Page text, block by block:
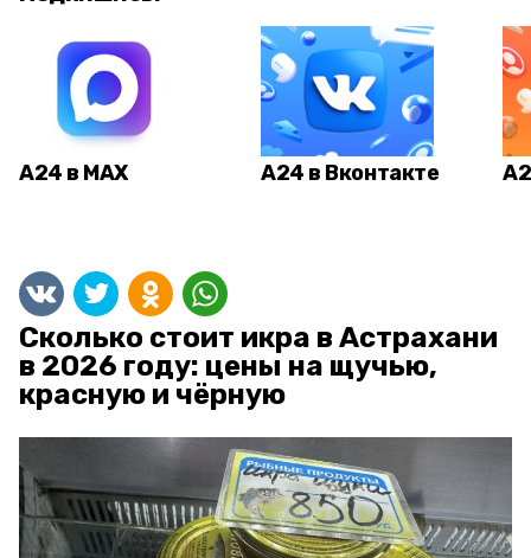
А24 в MAX А24 в Вконтакте
Сколько стоит икра в Астрахани
в 2026 году: цены на щучью,
красную и чёрную